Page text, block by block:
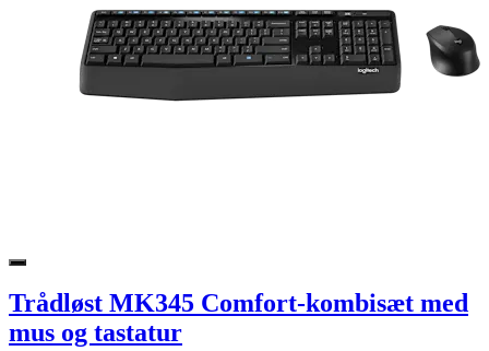
Trådløst MK345 Comfort-kombisæt med
mus og tastatur